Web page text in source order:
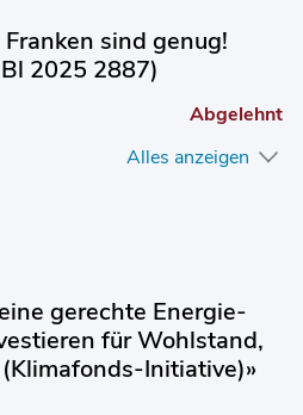
sind genug!
2025 2887)
Abgelehnt
Alles anzeigen
gerechte Energie-
für Wohlstand,
Initiative)»